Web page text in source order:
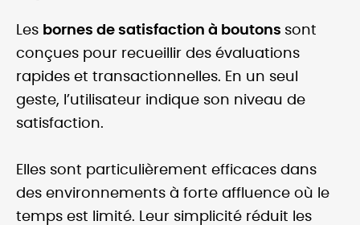
Les bornes de satisfaction à boutons sont
conçues pour recueillir des évaluations
rapides et transactionnelles. En un seul
geste, l’utilisateur indique son niveau de
satisfaction.
Elles sont particulièrement efficaces dans
des environnements à forte affluence où le
temps est limité. Leur simplicité réduit les